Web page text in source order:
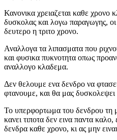
Κανονικα χρειαζεται καθε χρονο
δυσκολας και λογω παραγωγης,
δευτερο η τριτο χρονο.
Αναλλογα τα λιπασματα που
και φυσικα πυκνοτητα οπως
αναλλογο κλαδεμα.
Δεν θελουμε ενα δενδρο να
φτανουμε, και θα μας
Το υπερφορτωμα του δενδρου τη
κανει τιποτα δεν εινα παντα
δενδρα καθε χρονο, κι ας μην